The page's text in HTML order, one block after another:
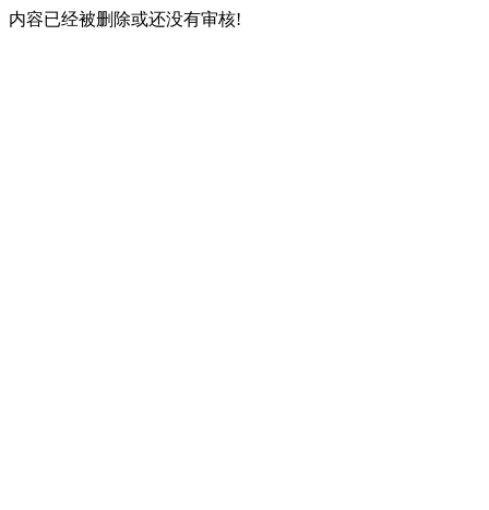
内容已经被删除或还没有审核!